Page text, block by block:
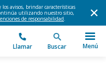
avisos, brindar características
utilizando nuestro sitio,
de responsabilidad.
Llamar Buscar Menú